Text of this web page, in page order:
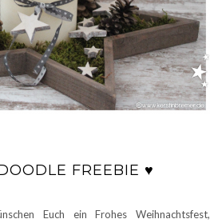
FREEBIE ♥
Euch ein Frohes Weihnachtsfest,